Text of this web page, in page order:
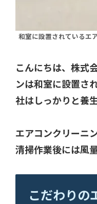
和室に設置されているエ
こんにちは、株式
ンは和室に設置さ
社はしっかりと養
エアコンクリーニ
清掃作業後には風
こだわりの